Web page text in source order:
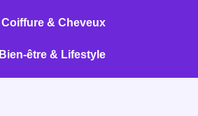
Coiffure & Cheveux
Bien-être & Lifestyle